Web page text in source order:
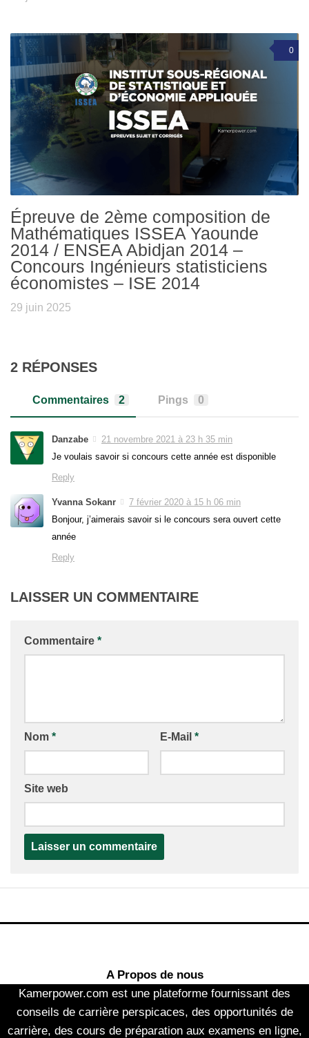
0
Épreuve de 2ème composition de
Mathématiques ISSEA Yaounde
2014 / ENSEA Abidjan 2014 –
Concours Ingénieurs statisticiens
économistes – ISE 2014
29 juin 2025
2 RÉPONSES
Commentaires 2 Pings 0
Danzabe
21 novembre 2021 à 23 h 35 min
Je voulais savoir si concours cette année est disponible
Reply
Yvanna Sokanr
7 février 2020 à 15 h 06 min
Bonjour, j’aimerais savoir si le concours sera ouvert cette
année
Reply
LAISSER UN COMMENTAIRE
Commentaire *
Nom * E-Mail *
Site web
A Propos de nous
Kamerpower.com est une plateforme fournissant des
conseils de carrière perspicaces, des opportunités de
carrière, des cours de préparation aux examens en ligne,